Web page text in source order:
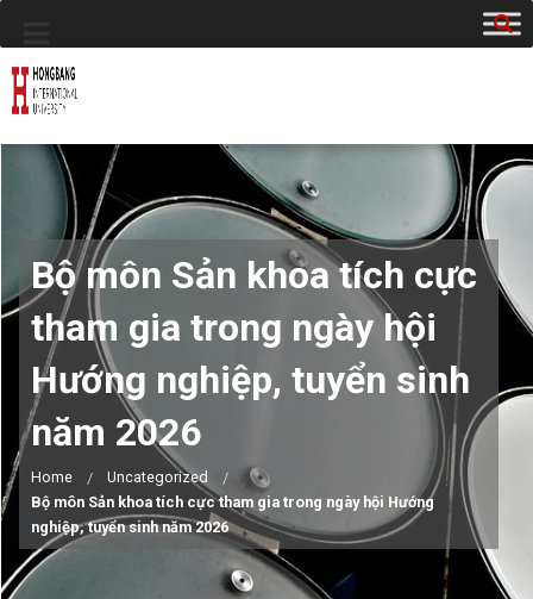
Bộ môn Sản khoa tích cực
tham gia trong ngày hội
Hướng nghiệp, tuyển sinh
năm 2026
Home
Uncategorized
Bộ môn Sản khoa tích cực tham gia trong ngày hội Hướng
nghiệp, tuyển sinh năm 2026